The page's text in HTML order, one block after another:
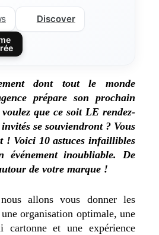
Discover
dont tout le monde
prépare son prochain
que ce soit LE rendez-
se souviendront ? Vous
! Voici 10 astuces infaillibles
événement inoubliable. De
de votre marque !
allons vous donner les
organisation optimale, une
cartonne et une expérience